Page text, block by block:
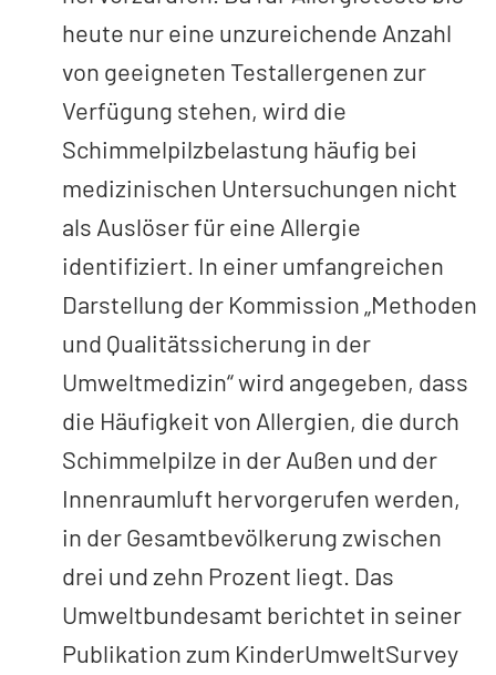
heute nur eine unzureichende Anzahl
von geeigneten Testallergenen zur
Verfügung stehen, wird die
Schimmelpilzbelastung häufig bei
medizinischen Untersuchungen nicht
als Auslöser für eine Allergie
identifiziert. In einer umfangreichen
Darstellung der Kommission „Methoden
und Qualitätssicherung in der
Umweltmedizin“ wird angegeben, dass
die Häufigkeit von Allergien, die durch
Schimmelpilze in der Außen­ und der
Innenraumluft hervorgerufen werden,
in der Gesamtbevölkerung zwischen
drei und zehn Prozent liegt. Das
Umweltbundesamt berichtet in seiner
Publikation zum Kinder­Umwelt­Survey